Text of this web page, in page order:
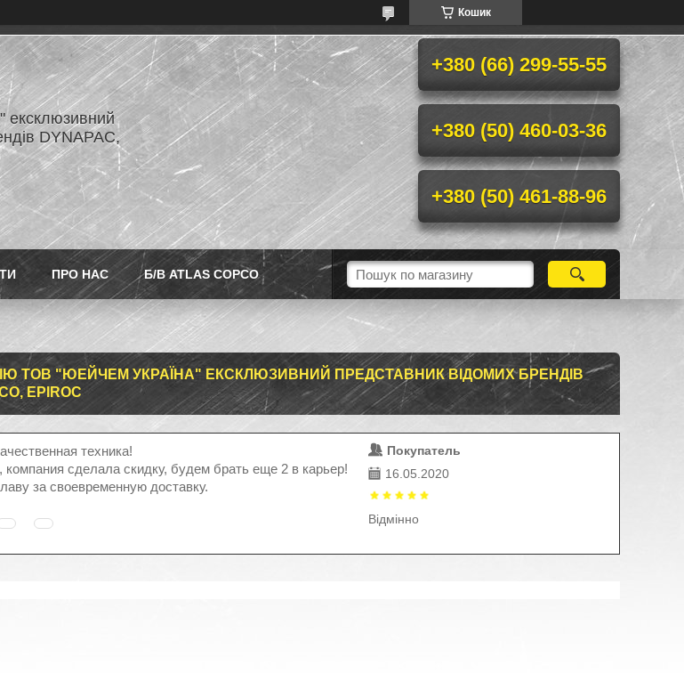
Кошик
DYNAPAC,
+380 (66) 299-55-55
+380 (50) 460-03-36
+380 (50) 461-88-96
ПРО НАС Б/В ATLAS COPCO
ТОВ "ЮЕЙЧЕМ УКРАЇНА" ЕКСКЛЮЗИВНИЙ ПРЕДСТАВНИК ВІДОМИХ БРЕНДІВ
EPIROC
техника!
сделала скидку, будем брать еще 2 в карьер!
за своевременную доставку.
Покупатель
16.05.2020
Відмінно